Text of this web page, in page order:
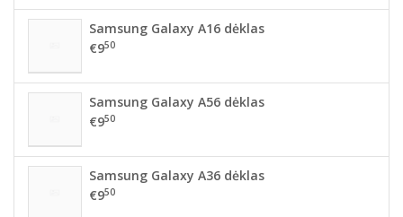
Samsung Galaxy A16 dėklas
€950
Samsung Galaxy A56 dėklas
€950
Samsung Galaxy A36 dėklas
€950